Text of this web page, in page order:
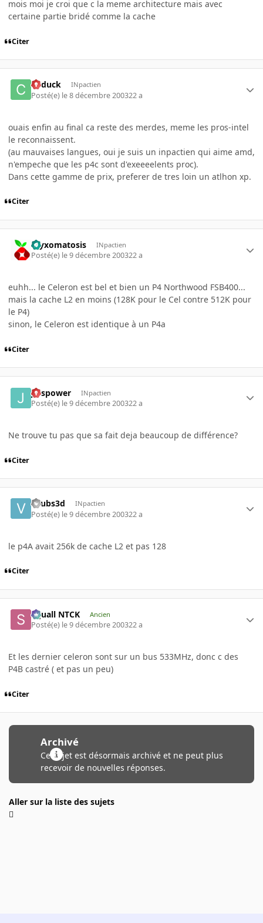
mois moi je croi que c la meme architecture mais avec
certaine partie bridé comme la cache
Citer
Cyduck INpactien
Posté(e) le 8 décembre 200322 a
ouais enfin au final ca reste des merdes, meme les pros-intel
le reconnaissent.
(au mauvaises langues, oui je suis un inpactien qui aime amd,
n'empeche que les p4c sont d'exeeeelents proc).
Dans cette gamme de prix, preferer de tres loin un atlhon xp.
Citer
myxomatosis INpactien
Posté(e) le 9 décembre 200322 a
euhh... le Celeron est bel et bien un P4 Northwood FSB400...
mais la cache L2 en moins (128K pour le Cel contre 512K pour
le P4)
sinon, le Celeron est identique à un P4a
Citer
julspower INpactien
Posté(e) le 9 décembre 200322 a
Ne trouve tu pas que sa fait deja beaucoup de différence?
Citer
vaubs3d INpactien
Posté(e) le 9 décembre 200322 a
le p4A avait 256k de cache L2 et pas 128
Citer
Squall NTCK Ancien
Posté(e) le 9 décembre 200322 a
Et les dernier celeron sont sur un bus 533MHz, donc c des
P4B castré ( et pas un peu)
Citer
Archivé
Ce sujet est désormais archivé et ne peut plus
recevoir de nouvelles réponses.
Aller sur la liste des sujets